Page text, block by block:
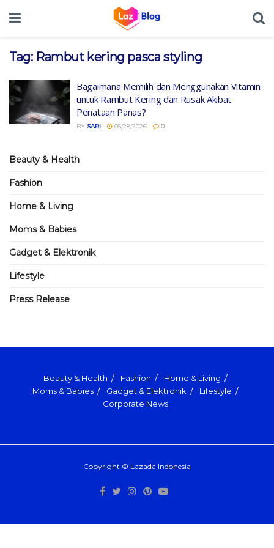
Tag: Rambut kering pasca styling
Bagaimana Memilih dan Menggunakan Vitamin
untuk Rambut Kering dan Rusak Akibat
Penataan Panas?
BY SARI 05/28/2026 0
Beauty & Health
Fashion
Home & Living
Moms & Babies
Gadget & Elektronik
Lifestyle
Press Release
Beauty & Health Fashion
Home & Living
Moms & Babies
Gadget & Elektronik
Lifestyle
Corporate News
Copyright © Lazada Indonesia